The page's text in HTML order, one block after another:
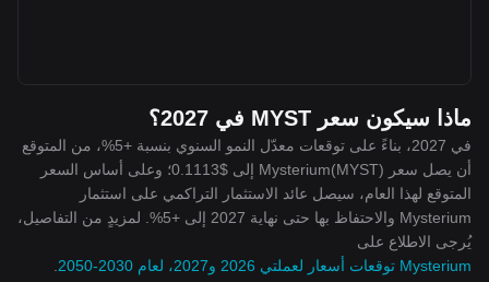
ماذا سيكون سعر MYST في 2027؟
في 2027، بناءً على توقعات معدّل النمو السنوي بنسبة +5%، من المتوقع
أن يصل سعر Mysterium(MYST) إلى $0.1113؛ وعلى أساس السعر
المتوقع لهذا العام، سيصل عائد الاستثمار التراكمي على استثمار
Mysterium والاحتفاظ بها حتى نهاية 2027 إلى +5%. لمزيدٍ من التفاصيل،
يُرجى الاطلاع على
Mysterium توقعات أسعار لعملتي 2026 و2027، لعام 2030-2050